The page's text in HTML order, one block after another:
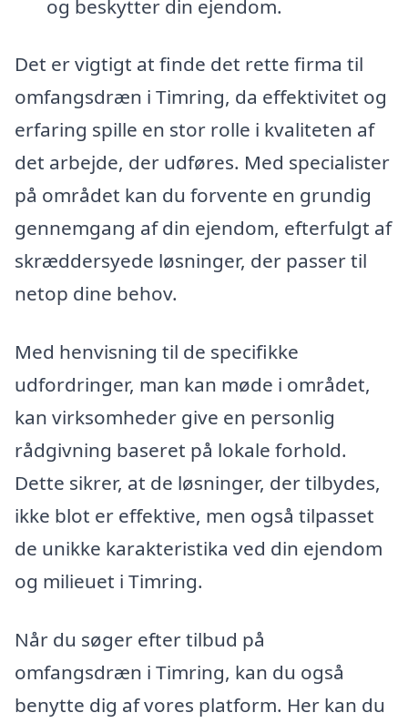
og beskytter din ejendom.
Det er vigtigt at finde det rette firma til
omfangsdræn i Timring, da effektivitet og
erfaring spille en stor rolle i kvaliteten af
det arbejde, der udføres. Med specialister
på området kan du forvente en grundig
gennemgang af din ejendom, efterfulgt af
skræddersyede løsninger, der passer til
netop dine behov.
Med henvisning til de specifikke
udfordringer, man kan møde i området,
kan virksomheder give en personlig
rådgivning baseret på lokale forhold.
Dette sikrer, at de løsninger, der tilbydes,
ikke blot er effektive, men også tilpasset
de unikke karakteristika ved din ejendom
og milieuet i Timring.
Når du søger efter tilbud på
omfangsdræn i Timring, kan du også
benytte dig af vores platform. Her kan du